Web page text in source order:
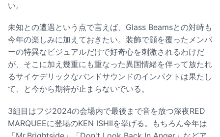
い。
未知との遭遇という点で言えば、Glass Beamsとの対峙も
今年の楽しみに加えておきたい。装飾で顔を覆ったメンバ
ーの特異なビジュアルだけで好奇心を刺激されるわけだ
が、そこに加え幾重にも重なった異国情緒を伴って放たれ
るサイケデリックなバンドサウンドのインパクトは果たし
て、と今から期待が止まらないでいる。
3組目はフジ2024の会場内で最後まで音を放つ深夜RED
MARQUEEに登場のKEN ISHIIを挙げる。もちろん今年は